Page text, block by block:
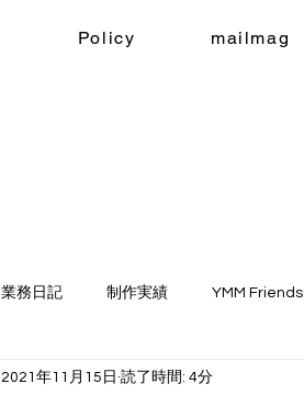
Policy mailmag
業務日記 制作実績 YMM Friends
iphone 生成AI
2021年11月15日 読了時間: 4分